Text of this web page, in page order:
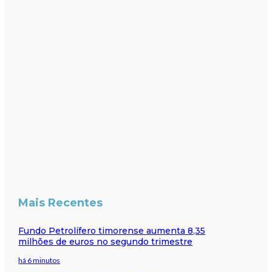
Mais Recentes
Fundo Petrolífero timorense aumenta 8,35
milhões de euros no segundo trimestre
há 6 minutos